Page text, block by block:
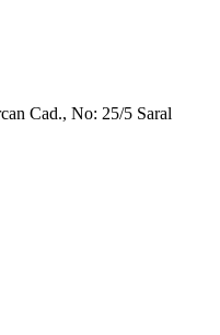
Cad., No: 25/5 Saral